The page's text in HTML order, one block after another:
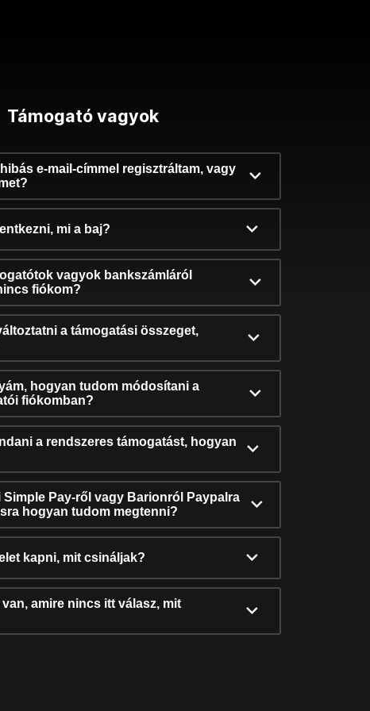
Támogató vagyok
e-mail-címmel regisztráltam, vagy
mi a baj?
vagyok bankszámláról
fiókom?
a támogatási összeget,
hogyan tudom módosítani a
fiókomban?
a rendszeres támogatást, hogyan
Simple Pay-ről vagy Barionról Paypalra
hogyan tudom megtenni?
kapni, mit csináljak?
amire nincs itt válasz, mit